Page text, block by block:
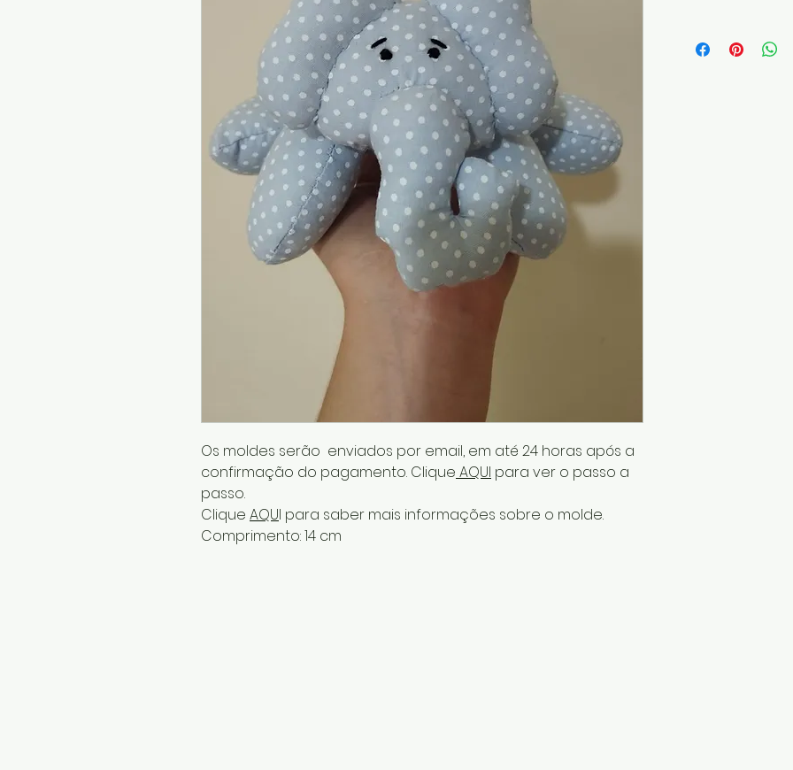
Os moldes serão enviados por email, em até 24 horas após a
confirmação do pagamento. Clique AQUI para ver o passo a
passo.
Clique AQUI para saber mais informações sobre o molde.
Comprimento: 14 cm